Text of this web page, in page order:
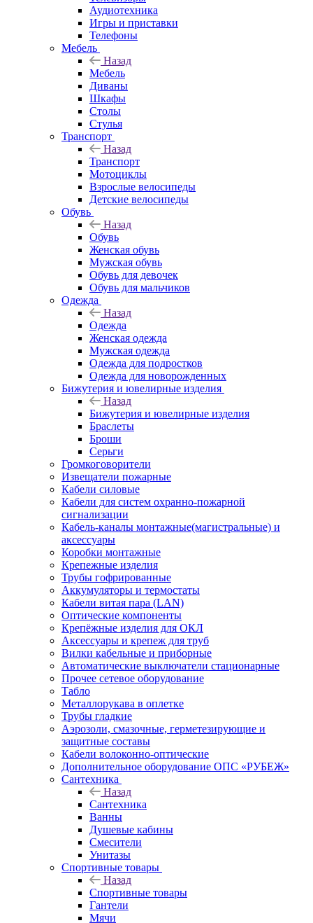
Аудиотехника
Игры и приставки
Телефоны
Мебель
Назад
Мебель
Диваны
Шкафы
Столы
Стулья
Транспорт
Назад
Транспорт
Мотоциклы
Взрослые велосипеды
Детские велосипеды
Обувь
Назад
Обувь
Женская обувь
Мужская обувь
Обувь для девочек
Обувь для мальчиков
Одежда
Назад
Одежда
Женская одежда
Мужская одежда
Одежда для подростков
Одежда для новорожденных
Бижутерия и ювелирные изделия
Назад
Бижутерия и ювелирные изделия
Браслеты
Броши
Серьги
Громкоговорители
Извещатели пожарные
Кабели силовые
Кабели для систем охранно-пожарной
сигнализации
Кабель-каналы монтажные(магистральные) и
аксессуары
Коробки монтажные
Крепежные изделия
Трубы гофрированные
Аккумуляторы и термостаты
Кабели витая пара (LAN)
Оптические компоненты
Крепёжные изделия для ОКЛ
Аксессуары и крепеж для труб
Вилки кабельные и приборные
Автоматические выключатели стационарные
Прочее сетевое оборудование
Табло
Металлорукава в оплетке
Трубы гладкие
Аэрозоли, смазочные, герметезирующие и
защитные составы
Кабели волоконно-оптические
Дополнительное оборудование ОПС «РУБЕЖ»
Сантехника
Назад
Сантехника
Ванны
Душевые кабины
Смесители
Унитазы
Спортивные товары
Назад
Спортивные товары
Гантели
Мячи